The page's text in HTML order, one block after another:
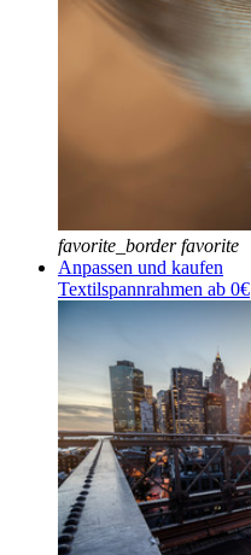
favorite_border favorite
Anpassen und kaufen
Textilspannrahmen ab 0€